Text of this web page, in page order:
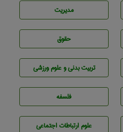
مديريت
حقوق
تربيت بدنی و علوم ورزشی
فلسفه
علوم ارتباطات اجتماعی